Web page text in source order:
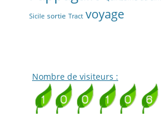
Sicile sortie Tract voyage
Nombre de visiteurs :